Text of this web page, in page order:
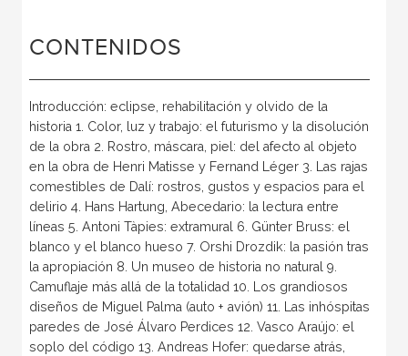
CONTENIDOS
Introducción: eclipse, rehabilitación y olvido de la
historia 1. Color, luz y trabajo: el futurismo y la disolución
de la obra 2. Rostro, máscara, piel: del afecto al objeto
en la obra de Henri Matisse y Fernand Léger 3. Las rajas
comestibles de Dalí: rostros, gustos y espacios para el
delirio 4. Hans Hartung, Abecedario: la lectura entre
líneas 5. Antoni Tàpies: extramural 6. Günter Bruss: el
blanco y el blanco hueso 7. Orshi Drozdik: la pasión tras
la apropiación 8. Un museo de historia no natural 9.
Camuflaje más allá de la totalidad 10. Los grandiosos
diseños de Miguel Palma (auto + avión) 11. Las inhóspitas
paredes de José Álvaro Perdices 12. Vasco Araújo: el
soplo del código 13. Andreas Hofer: quedarse atrás,